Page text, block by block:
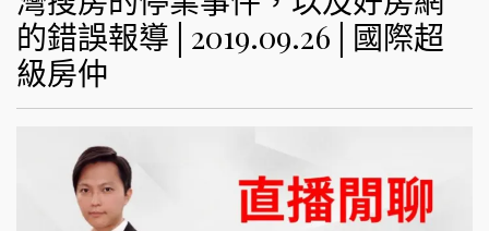
的錯誤報導│2019.09.26│國際超
級房仲